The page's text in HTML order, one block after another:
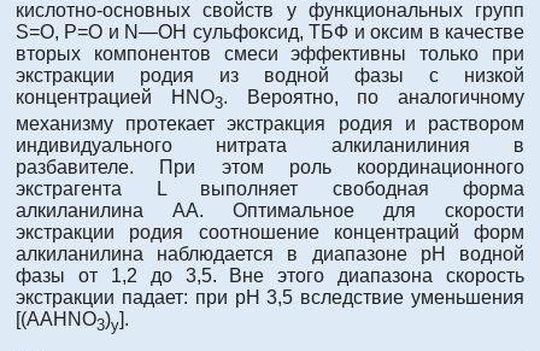
кислотно-основных свойств у функциональных групп
S=O, P=O и N—OH сульфоксид, ТБФ и оксим в качестве
вторых компонентов смеси эффективны только при
экстракции родия из водной фазы с низкой
концентрацией HNO3. Вероятно, по аналогичному
механизму протекает экстракция родия и раствором
индивидуального нитрата алкиланилиния в
разбавителе. При этом роль координационного
экстрагента L выполняет свободная форма
алкиланилина АА. Оптимальное для скорости
экстракции родия соотношение концентраций форм
алкиланилина наблюдается в диапазоне рН водной
фазы от 1,2 до 3,5. Вне этого диапазона скорость
экстракции падает: при рН 3,5 вследствие уменьшения
[(ААHNO3)y].